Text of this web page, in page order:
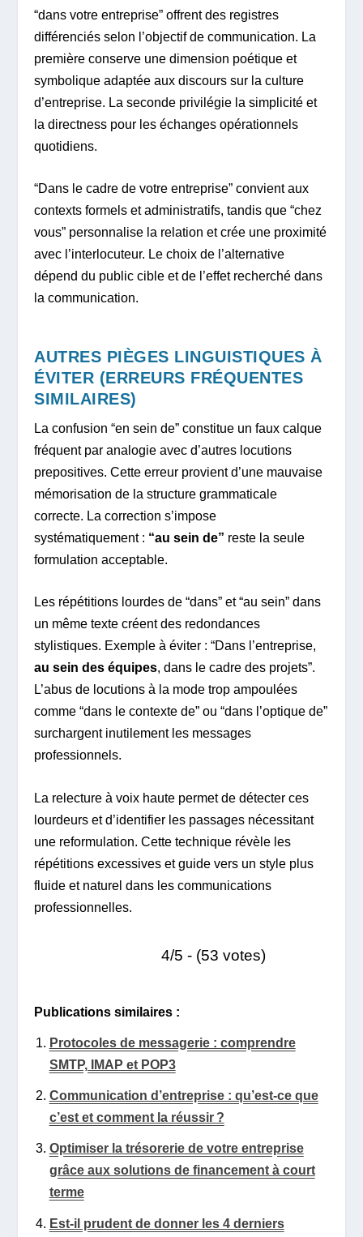
“dans votre entreprise” offrent des registres
différenciés selon l’objectif de communication. La
première conserve une dimension poétique et
symbolique adaptée aux discours sur la culture
d’entreprise. La seconde privilégie la simplicité et
la directness pour les échanges opérationnels
quotidiens.
“Dans le cadre de votre entreprise” convient aux
contexts formels et administratifs, tandis que “chez
vous” personnalise la relation et crée une proximité
avec l’interlocuteur. Le choix de l’alternative
dépend du public cible et de l’effet recherché dans
la communication.
AUTRES PIÈGES LINGUISTIQUES À
ÉVITER (ERREURS FRÉQUENTES
SIMILAIRES)
La confusion “en sein de” constitue un faux calque
fréquent par analogie avec d’autres locutions
prepositives. Cette erreur provient d’une mauvaise
mémorisation de la structure grammaticale
correcte. La correction s’impose
systématiquement : “au sein de” reste la seule
formulation acceptable.
Les répétitions lourdes de “dans” et “au sein” dans
un même texte créent des redondances
stylistiques. Exemple à éviter : “Dans l’entreprise,
au sein des équipes, dans le cadre des projets”.
L’abus de locutions à la mode trop ampoulées
comme “dans le contexte de” ou “dans l’optique de”
surchargent inutilement les messages
professionnels.
La relecture à voix haute permet de détecter ces
lourdeurs et d’identifier les passages nécessitant
une reformulation. Cette technique révèle les
répétitions excessives et guide vers un style plus
fluide et naturel dans les communications
professionnelles.
4/5 - (53 votes)
Publications similaires :
Protocoles de messagerie : comprendre
SMTP, IMAP et POP3
Communication d’entreprise : qu’est-ce que
c’est et comment la réussir ?
Optimiser la trésorerie de votre entreprise
grâce aux solutions de financement à court
terme
Est-il prudent de donner les 4 derniers